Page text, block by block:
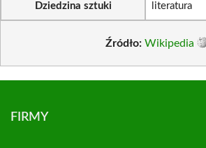
Dziedzina sztuki literatura
Źródło: Wikipedia
FIRMY